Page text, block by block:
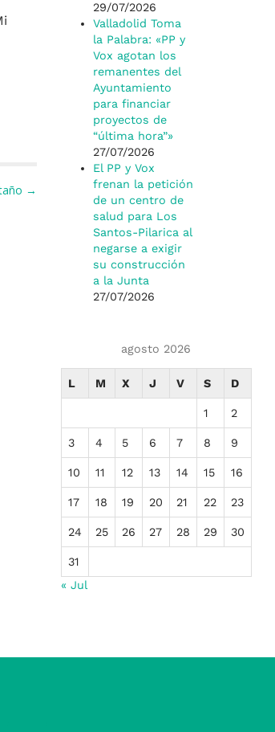
→
29/07/2026
Valladolid Toma
la Palabra: «PP y
Vox agotan los
remanentes del
Ayuntamiento
para financiar
proyectos de
“última hora”»
27/07/2026
El PP y Vox
frenan la petición
de un centro de
salud para Los
Santos-Pilarica al
negarse a exigir
su construcción
a la Junta
27/07/2026
agosto 2026
L M X J V S D
1 2
3 4 5 6 7 8 9
10 11 12 13 14 15 16
17 18 19 20 21 22 23
24 25 26 27 28 29 30
31
« Jul